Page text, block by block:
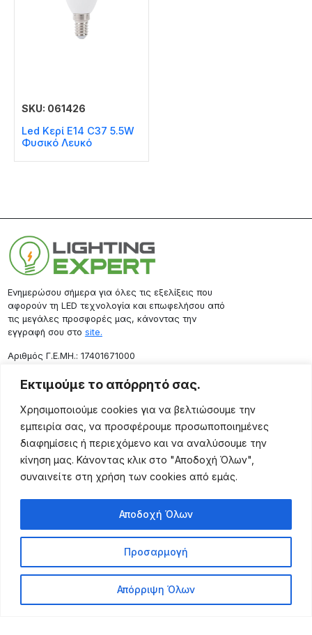
Εκτιμούμε το απόρρητό σας.
Χρησιμοποιούμε cookies για να βελτιώσουμε την
εμπειρία σας, να προσφέρουμε προσωποποιημένες
διαφημίσεις ή περιεχόμενο και να αναλύσουμε την
κίνηση μας. Κάνοντας κλικ στο "Αποδοχή Όλων",
συναινείτε στη χρήση των cookies από εμάς.
Προσαρμογή
Απόρριψη Όλων
Αποδοχή Όλων
SKU: 061426
Led Κερί E14 C37 5.5W
Φυσικό Λευκό
Ενημερώσου σήμερα για όλες τις εξελίξεις που
αφορούν τη LED τεχνολογία και επωφελήσου από
τις μεγάλες προσφορές μας, κάνοντας την
εγγραφή σου στο site.
Aριθμός Γ.Ε.ΜΗ.: 17401671000
Επικοινωνία
Ρόδου 133, Αθήνα 10443
(+30) 211 725 5427
sales@lightingexpert.gr
Χρήσιμες Σελίδες
Προϊόντα
Τρόποι Αποστολής